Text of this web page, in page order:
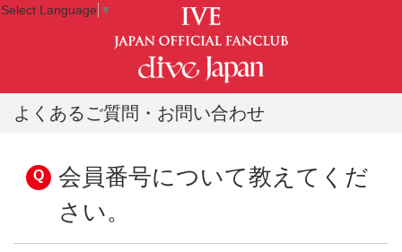
よくあるご質問・お問い合わせ
会員番号について教えてくだ
さい。
Select Language ▼